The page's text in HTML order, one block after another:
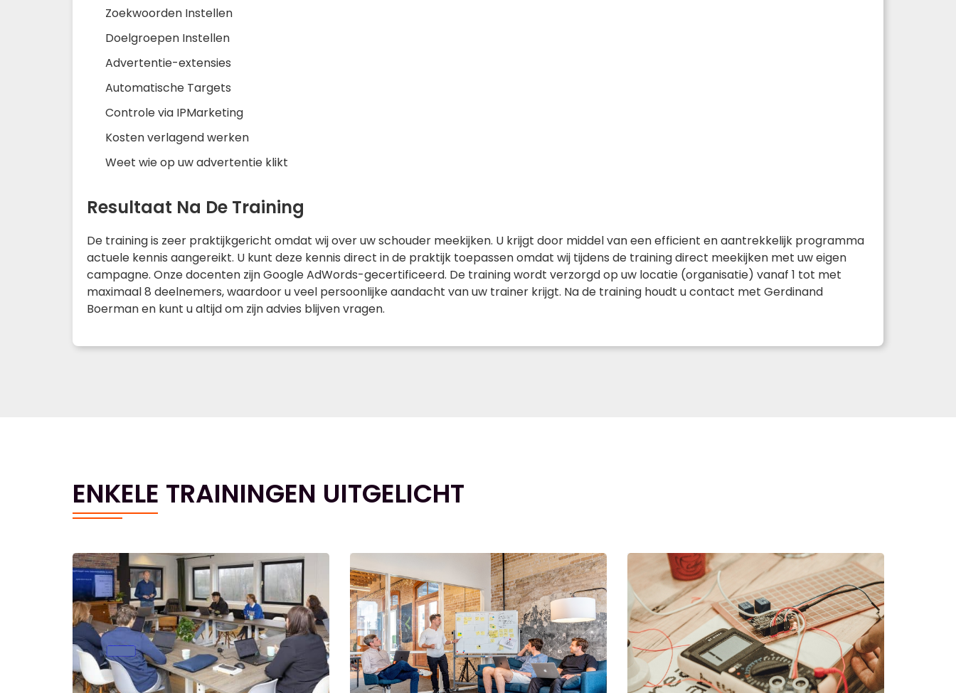
Zoekwoorden Instellen
Doelgroepen Instellen
Advertentie-extensies
Automatische Targets
Controle via IPMarketing
Kosten verlagend werken
Weet wie op uw advertentie klikt
Resultaat Na De Training
De training is zeer praktijkgericht omdat wij over uw schouder meekijken. U krijgt door middel van een efficient en aantrekkelijk programma
actuele kennis aangereikt. U kunt deze kennis direct in de praktijk toepassen omdat wij tijdens de training direct meekijken met uw eigen
campagne. Onze docenten zijn Google AdWords-gecertificeerd. De training wordt verzorgd op uw locatie (organisatie) vanaf 1 tot met
maximaal 8 deelnemers, waardoor u veel persoonlijke aandacht van uw trainer krijgt. Na de training houdt u contact met Gerdinand
Boerman en kunt u altijd om zijn advies blijven vragen.
ENKELE TRAININGEN UITGELICHT